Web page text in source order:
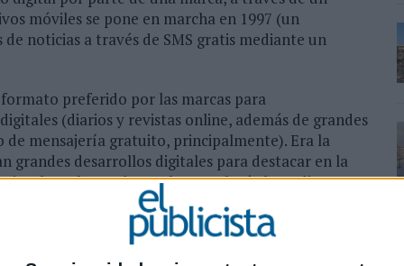
móviles se pone en marcha en 1997 (un
noticias a través de SMS gratis mediante un
preferido por las marcas para
(diarios y revistas online, además de grandes
mensajería gratuito, principalmente). Era la
grandes desarrollos digitales para destacar en la
en el caso de que la tecnología lo pudiese
e información tomaba forma un concepto
basada en reach (búsqueda) y la lucha por
precisamente, quien comenzó a organizar